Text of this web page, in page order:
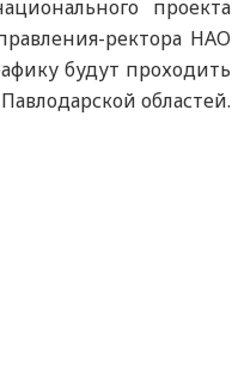
проекта
ректора НАО
будут проходить
областей.